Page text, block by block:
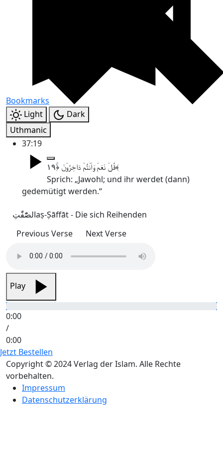
Bookmarks
Light
Dark
Uthmanic
37:19
قُلۡ نَعَمۡ وَاَنۡتُمۡ دَاخِرُوۡنَ ﴿ۚ۱۹﴾
Sprich: „Jawohl; und ihr werdet (dann)
gedemütigt werden.“
الصّٰٓفّٰتِaṣ-Ṣāffāt - Die sich Reihenden
Previous Verse
Next Verse
Play
0:00
/
0:00
Jetzt Bestellen
Copyright © 2024 Verlag der Islam. Alle Rechte
vorbehalten.
Impressum
Datenschutzerklärung